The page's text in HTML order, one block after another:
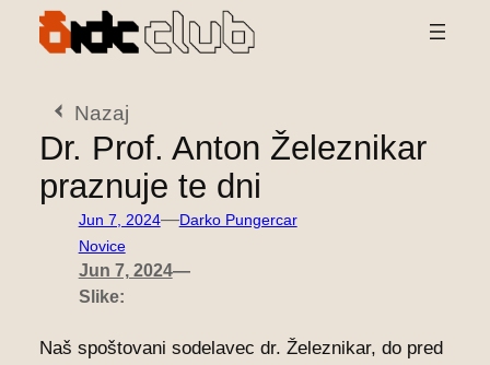
Preskoči
Nazaj
Dr. Prof. Anton Železnikar
praznuje te dni
Jun 7, 2024—Darko Pungercar
Novice
Jun 7, 2024—
Slike:
Naš spoštovani sodelavec dr. Železnikar, do pred